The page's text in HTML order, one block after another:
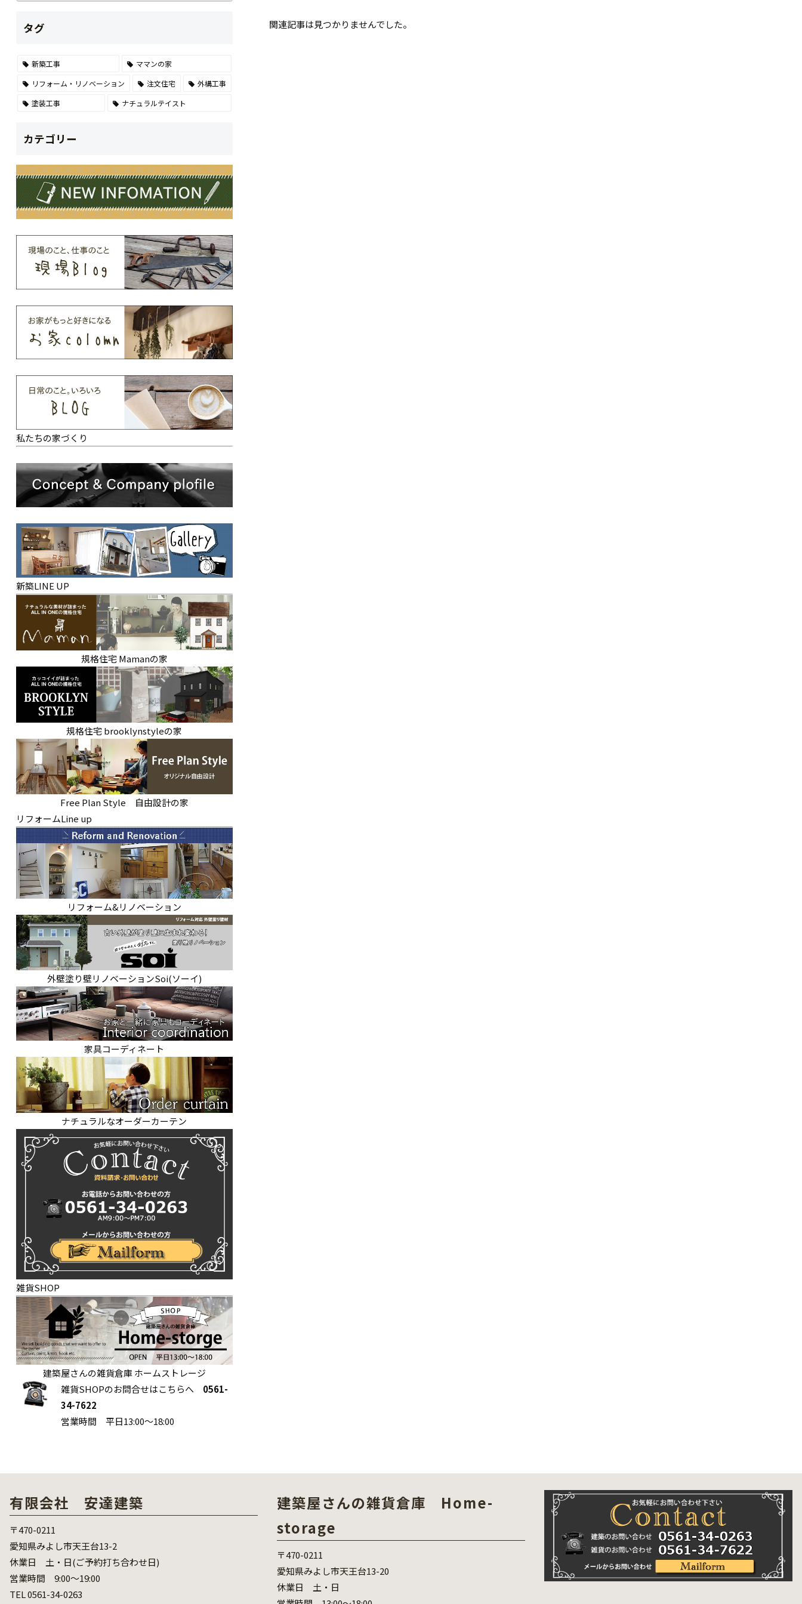
関連記事は見つかりませんでした。
タグ
新築工事
ママンの家
リフォーム・リノベーション
注文住宅
外構工事
塗装工事
ナチュラルテイスト
カテゴリー
私たちの家づくり
新築LINE UP
規格住宅 Mamanの家
規格住宅 brooklynstyleの家
Free Plan Style 自由設計の家
リフォームLine up
リフォーム&リノベーション
外壁塗り壁リノベーションSoi(ソーイ)
家具コーディネート
ナチュラルなオーダーカーテン
雑貨SHOP
建築屋さんの雑貨倉庫 ホームストレージ
雑貨SHOPのお問合せはこちらへ 0561-
34-7622
営業時間 平日13:00～18:00
有限会社 安達建築
〒470-0211
愛知県みよし市天王台13-2
休業日 土・日(ご予約打ち合わせ日)
営業時間 9:00～19:00
TEL 0561-34-0263
建築屋さんの雑貨倉庫 Home-
storage
〒470-0211
愛知県みよし市天王台13-20
休業日 土・日